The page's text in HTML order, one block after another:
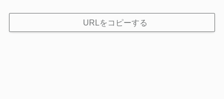
URLをコピーする